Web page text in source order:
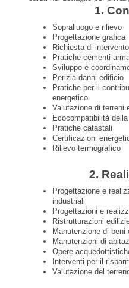
1.
Sopralluogo e rilievo
Progettazione grafica
Richiesta di
Pratiche cementi
Sviluppo e
Perizia danni edificio
Pratiche per il
energetico
Valutazione di terreni
Ecocompatibilità
Pratiche catastali
Certificazioni
Rilievo termografico
2.
Progettazione e
industriali
Progettazioni e
Ristrutturazioni
Manutenzione di beni
Manutenzioni di
Opere
Interventi per il
Valutazione del